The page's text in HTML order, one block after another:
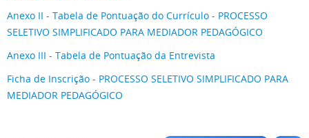
Anexo II - Tabela de Pontuação do Currículo - PROCESSO
SELETIVO SIMPLIFICADO PARA MEDIADOR PEDAGÓGICO
Anexo III - Tabela de Pontuação da Entrevista
Ficha de Inscrição - PROCESSO SELETIVO SIMPLIFICADO PARA
MEDIADOR PEDAGÓGICO